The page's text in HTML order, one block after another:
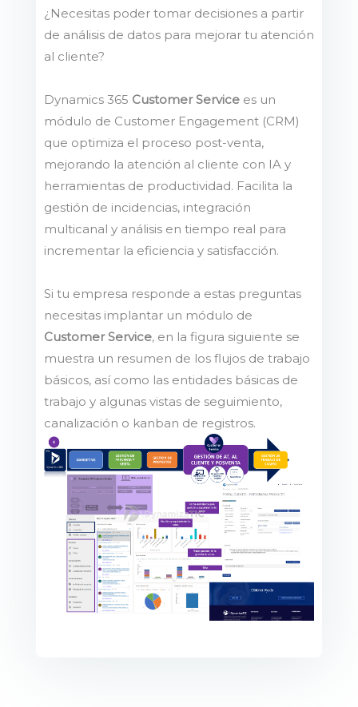
¿Necesitas poder tomar decisiones a partir
de análisis de datos para mejorar tu atención
al cliente?
Dynamics 365 Customer Service es un
módulo de Customer Engagement (CRM)
que optimiza el proceso post-venta,
mejorando la atención al cliente con IA y
herramientas de productividad. Facilita la
gestión de incidencias, integración
multicanal y análisis en tiempo real para
incrementar la eficiencia y satisfacción.
Si tu empresa responde a estas preguntas
necesitas implantar un módulo de
Customer Service, en la figura siguiente se
muestra un resumen de los flujos de trabajo
básicos, así como las entidades básicas de
trabajo y algunas vistas de seguimiento,
canalización o kanban de registros.